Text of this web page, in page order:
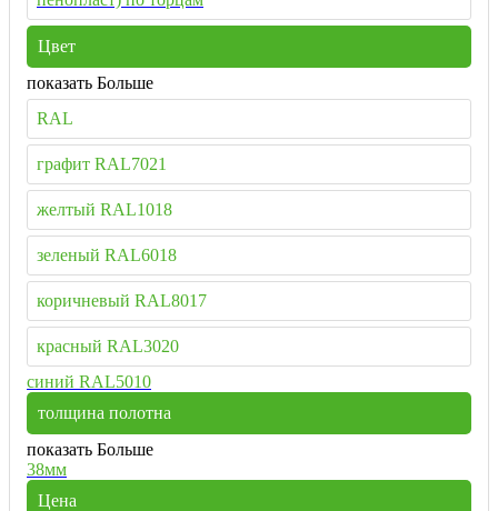
Цвет
показать Больше
RAL
графит RAL7021
желтый RAL1018
зеленый RAL6018
коричневый RAL8017
красный RAL3020
синий RAL5010
толщина полотна
показать Больше
38мм
Цена